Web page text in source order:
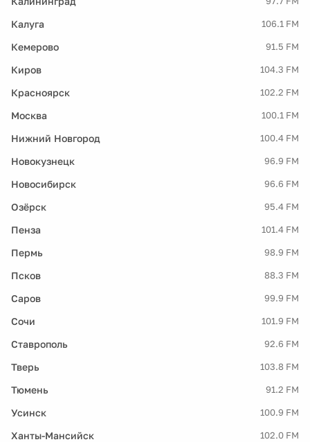
Калуга 106.1 FM
Кемерово 91.5 FM
Киров 104.3 FM
Красноярск 102.2 FM
Москва 100.1 FM
Нижний Новгород 100.4 FM
Новокузнецк 96.9 FM
Новосибирск 96.6 FM
Озёрск 95.4 FM
Пенза 101.4 FM
Пермь 98.9 FM
Псков 88.3 FM
Саров 99.9 FM
Сочи 101.9 FM
Ставрополь 92.6 FM
Тверь 103.8 FM
Тюмень 91.2 FM
Усинск 100.9 FM
Ханты-Мансийск 102.0 FM